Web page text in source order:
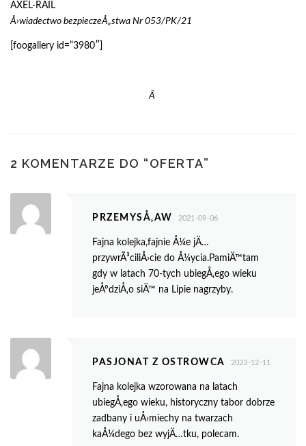
AXEL-RAIL
Å›wiadectwo bezpieczeÅ„stwa Nr 053/PK/21
[foogallery id=”3980″]
Â
2 KOMENTARZE DO “OFERTA”
PRZEMYSÅ‚AW 2021-09-06
Fajna kolejka,fajnie Å¼e jÄ…
przywrÃ³ciliÅ›cie do Å¼ycia.PamiÄ™tam
gdy w latach 70-tych ubiegÅ‚ego wieku
jeÅºdziÅ‚o siÄ™ na Lipie nagrzyby.
PASJONAT Z OSTROWCA 2023-12-11
Fajna kolejka wzorowana na latach
ubiegÅ‚ego wieku, historyczny tabor dobrze
zadbany i uÅ›miechy na twarzach
kaÅ¼dego bez wyjÄ…tku, polecam.